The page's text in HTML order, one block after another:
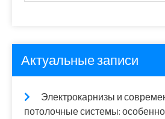
Актуальные записи
Электрокарнизы и
потолочные системы: